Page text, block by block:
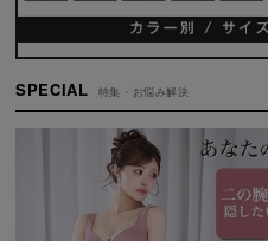
SPECIAL 特集・お悩み解決